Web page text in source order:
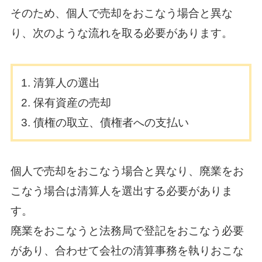
そのため、個人で売却をおこなう場合と異な
り、次のような流れを取る必要があります。
清算人の選出
保有資産の売却
債権の取立、債権者への支払い
個人で売却をおこなう場合と異なり、廃業をお
こなう場合は清算人を選出する必要がありま
す。
廃業をおこなうと法務局で登記をおこなう必要
があり、合わせて会社の清算事務を執りおこな